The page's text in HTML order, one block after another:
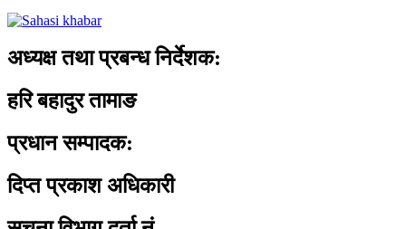
अध्यक्ष तथा प्रबन्ध निर्देशक:
हरि बहादुर तामाङ
प्रधान सम्पादक:
दिप्त प्रकाश अधिकारी